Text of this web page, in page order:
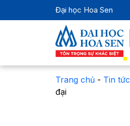
Đại học Hoa Sen
Trang chủ - Tin tức
đại